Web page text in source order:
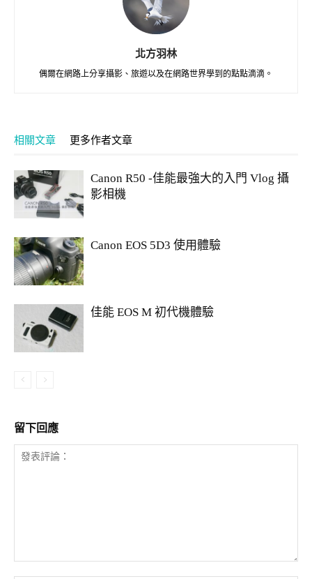
北方羽林
偶爾在網路上分享攝影、旅遊以及在網路世界學到的點點滴滴。
相關文章 更多作者文章
Canon R50 -佳能最強大的入門 Vlog 攝
影相機
Canon EOS 5D3 使用體驗
佳能 EOS M 初代機體驗
留下回應